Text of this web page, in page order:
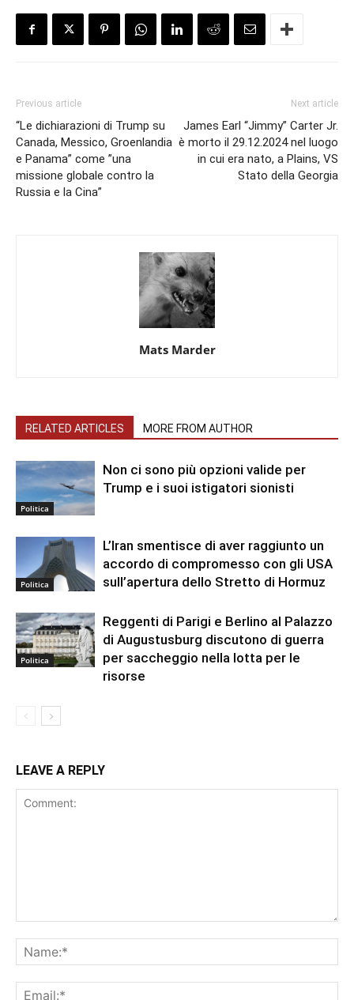
Previous article
“Le dichiarazioni di Trump su
Canada, Messico, Groenlandia
e Panama” come ”una
missione globale contro la
Russia e la Cina”
Next article
James Earl “Jimmy” Carter Jr.
è morto il 29.12.2024 nel luogo
in cui era nato, a Plains, VS
Stato della Georgia
Mats Marder
RELATED ARTICLES MORE FROM AUTHOR
Politica
Non ci sono più opzioni valide per
Trump e i suoi istigatori sionisti
Politica
L’Iran smentisce di aver raggiunto un
accordo di compromesso con gli USA
sull’apertura dello Stretto di Hormuz
Politica
Reggenti di Parigi e Berlino al Palazzo
di Augustusburg discutono di guerra
per saccheggio nella lotta per le
risorse
LEAVE A REPLY